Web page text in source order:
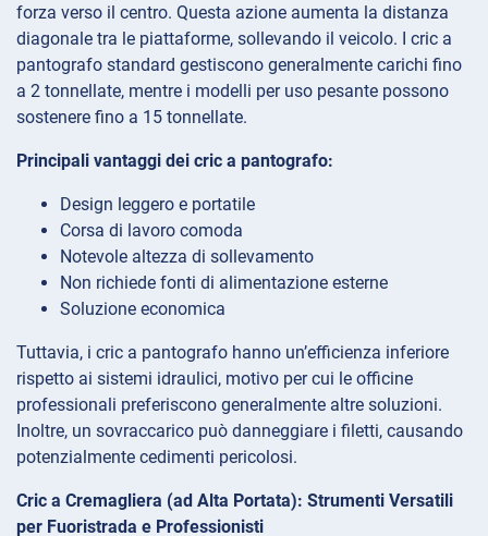
forza verso il centro. Questa azione aumenta la distanza
diagonale tra le piattaforme, sollevando il veicolo. I cric a
pantografo standard gestiscono generalmente carichi fino
a 2 tonnellate, mentre i modelli per uso pesante possono
sostenere fino a 15 tonnellate.
Principali vantaggi dei cric a pantografo:
Design leggero e portatile
Corsa di lavoro comoda
Notevole altezza di sollevamento
Non richiede fonti di alimentazione esterne
Soluzione economica
Tuttavia, i cric a pantografo hanno un’efficienza inferiore
rispetto ai sistemi idraulici, motivo per cui le officine
professionali preferiscono generalmente altre soluzioni.
Inoltre, un sovraccarico può danneggiare i filetti, causando
potenzialmente cedimenti pericolosi.
Cric a Cremagliera (ad Alta Portata): Strumenti Versatili
per Fuoristrada e Professionisti